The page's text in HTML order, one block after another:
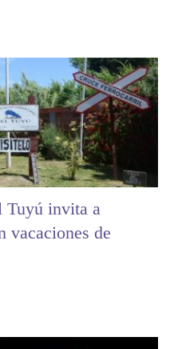
Tuyú invita a
vacaciones de